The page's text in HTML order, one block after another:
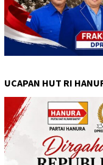
UCAPAN HUT RI